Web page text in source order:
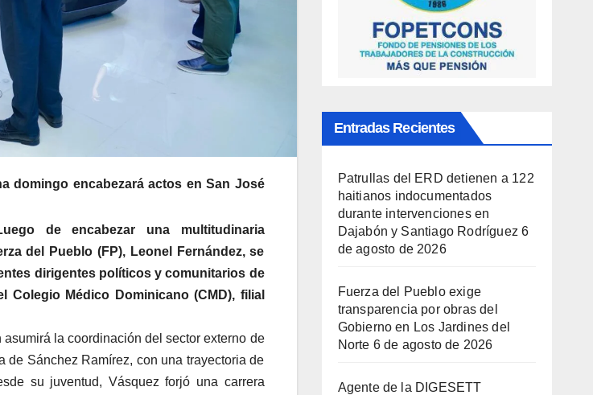
domingo encabezará actos en San José
de encabezar una multitudinaria
del Pueblo (FP), Leonel Fernández, se
dirigentes políticos y comunitarios de
Colegio Médico Dominicano (CMD), filial
la coordinación del sector externo de
de Sánchez Ramírez, con una trayectoria de
su juventud, Vásquez forjó una carrera
Entradas Recientes
Patrullas del ERD detienen a 122
haitianos indocumentados
durante intervenciones en
Dajabón y Santiago Rodríguez 6
de agosto de 2026
Fuerza del Pueblo exige
transparencia por obras del
Gobierno en Los Jardines del
Norte 6 de agosto de 2026
Agente de la DIGESETT